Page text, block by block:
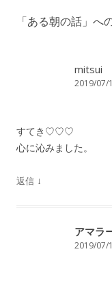
「ある朝の話 」へ
mitsui
2019/07/
すてき♡♡♡
心に沁みました。
返信 ↓
アマラ
2019/07/